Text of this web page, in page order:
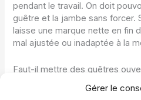
Gérer le
pendant le travail. On doit
guêtre et la jambe sans forcer.
laisse une marque nette en fin
mal ajustée ou inadaptée à la
Faut-il mettre des guêtres
Ce n’est pas obligatoire à